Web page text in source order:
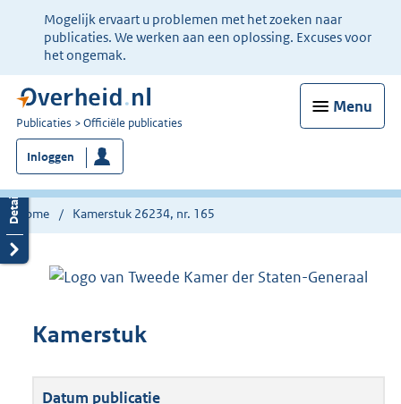
Ter
informatie:
Mogelijk ervaart u problemen met het zoeken naar
publicaties. We werken aan een oplossing. Excuses voor
het ongemak.
Menu
U
bent
nu
hier:
Publicaties Officiële publicaties
Inloggen
Home Kamerstuk 26234, nr. 165
Kamerstuk